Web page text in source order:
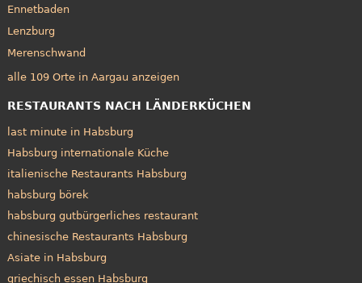
Ennetbaden
Lenzburg
Merenschwand
alle 109 Orte in Aargau anzeigen
RESTAURANTS NACH LÄNDERKÜCHEN
last minute in Habsburg
Habsburg internationale Küche
italienische Restaurants Habsburg
habsburg börek
habsburg gutbürgerliches restaurant
chinesische Restaurants Habsburg
Asiate in Habsburg
griechisch essen Habsburg